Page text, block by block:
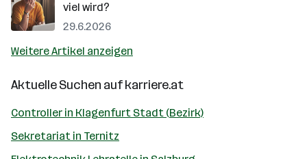
viel wird?
29.6.2026
Weitere Artikel anzeigen
Aktuelle Suchen aufkarriere.at
Controller in Klagenfurt Stadt (Bezirk)
Sekretariat in Ternitz